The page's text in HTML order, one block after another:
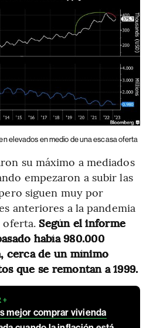
elevados en medio de una escasa oferta
su máximo a mediados
empezaron a subir las
siguen muy por
anteriores a la pandemia
oferta. Según el informe
había 980.000
cerca de un mínimo
que se remontan a 1999.
+
mejor comprar vivienda